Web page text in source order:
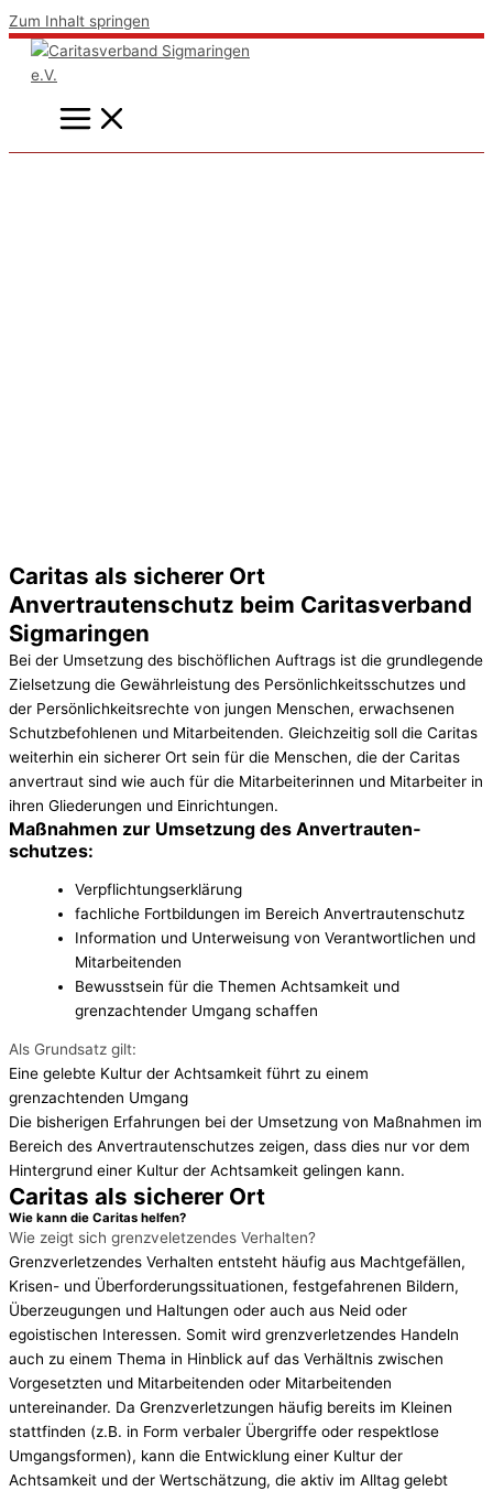
Zum Inhalt springen
Caritas als sicherer Ort
Anvertrauten­schutz beim Caritasverband
Sigmaringen
Bei der Umsetzung des bischöflichen Auftrags ist die grundlegende
Zielsetzung die Gewährleistung des Persönlichkeitsschutzes und
der Persönlichkeitsrechte von jungen Menschen, erwachsenen
Schutzbefohlenen und Mitarbeitenden. Gleichzeitig soll die Caritas
weiterhin ein sicherer Ort sein für die Menschen, die der Caritas
anvertraut sind wie auch für die Mitarbeiterinnen und Mitarbeiter in
ihren Gliederungen und Einrichtungen.
Maßnahmen zur Umsetzung des Anvertrauten­
schutzes:
Verpflichtungserklärung
fachliche Fortbildungen im Bereich Anvertrautenschutz
Information und Unterweisung von Verantwortlichen und
Mitarbeitenden
Bewusstsein für die Themen Achtsamkeit und
grenzachtender Umgang schaffen
Als Grundsatz gilt:
Eine gelebte Kultur der Achtsamkeit führt zu einem
grenzachtenden Umgang
Die bisherigen Erfahrungen bei der Umsetzung von Maßnahmen im
Bereich des Anvertrautenschutzes zeigen, dass dies nur vor dem
Hintergrund einer Kultur der Achtsamkeit gelingen kann.
Caritas als sicherer Ort
Wie kann die Caritas helfen?
Wie zeigt sich grenzveletzendes Verhalten?
Grenzverletzendes Verhalten entsteht häufig aus Machtgefällen,
Krisen- und Überforderungssituationen, festgefahrenen Bildern,
Überzeugungen und Haltungen oder auch aus Neid oder
egoistischen Interessen. Somit wird grenzverletzendes Handeln
auch zu einem Thema in Hinblick auf das Verhältnis zwischen
Vorgesetzten und Mitarbeitenden oder Mitarbeitenden
untereinander. Da Grenzverletzungen häufig bereits im Kleinen
stattfinden (z.B. in Form verbaler Übergriffe oder respektlose
Umgangsformen), kann die Entwicklung einer Kultur der
Achtsamkeit und der Wertschätzung, die aktiv im Alltag gelebt